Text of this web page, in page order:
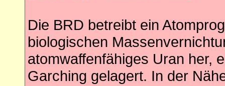
Die BRD betreibt ein
biologischen
atomwaffenfähiges Uran her,
Garching gelagert. In der